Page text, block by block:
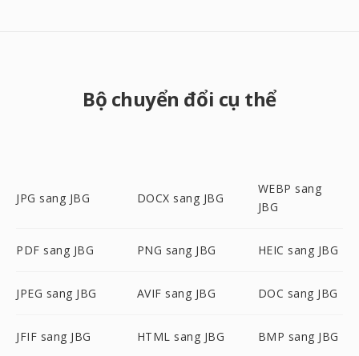
Bộ chuyển đổi cụ thể
JPG sang JBG DOCX sang JBG
WEBP sang
JBG
PDF sang JBG PNG sang JBG HEIC sang JBG
JPEG sang JBG AVIF sang JBG DOC sang JBG
JFIF sang JBG HTML sang JBG BMP sang JBG